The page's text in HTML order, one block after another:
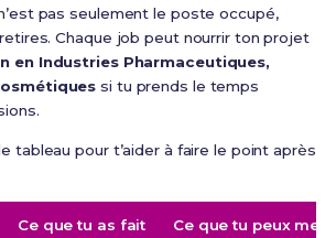
pas seulement le poste occupé,
Chaque job peut nourrir ton projet
en Industries Pharmaceutiques,
si tu prends le temps
tableau pour t’aider à faire le point après
Ce que tu as fait Ce que tu peux